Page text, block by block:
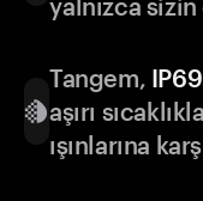
yalnızca
Tangem,
aşırı
ışınlarına